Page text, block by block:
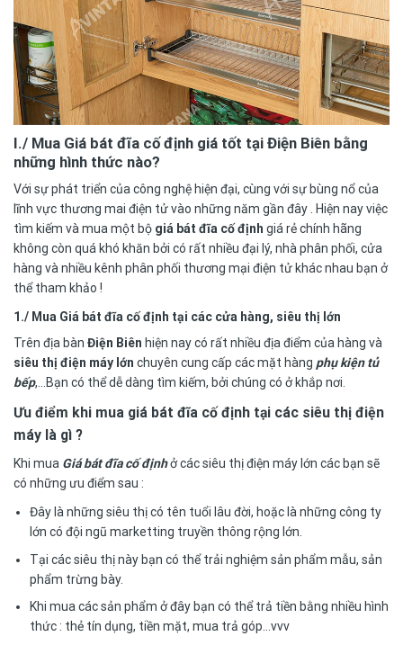
I./ Mua Giá bát đĩa cố định giá tốt tại Điện Biên bằng
những hình thức nào?
Với sự phát triển của công nghệ hiện đại, cùng với sự bùng nổ của
lĩnh vực thương mai điện tử vào những năm gần đây . Hiện nay việc
tìm kiếm và mua một bộ giá bát đĩa cố định giá rẻ chính hãng
không còn quá khó khăn bởi có rất nhiều đại lý, nhà phân phối, cửa
hàng và nhiều kênh phân phối thương mại điện tử khác nhau bạn ở
thể tham khảo !
1./ Mua Giá bát đĩa cố định tại các cửa hàng, siêu thị lớn
Trên địa bàn Điện Biên hiện nay có rất nhiều địa điểm của hàng và
siêu thị điện máy lớn chuyên cung cấp các mặt hàng phụ kiện tủ
bếp,…Bạn có thể dễ dàng tìm kiếm, bởi chúng có ở khắp nơi.
Ưu điểm khi mua giá bát đĩa cố định tại các siêu thị điện
máy là gì ?
Khi mua Giá bát đĩa cố địnhở các siêu thị điện máy lớn các bạn sẽ
có những ưu điểm sau :
Đây là những siêu thị có tên tuổi lâu đời, hoặc là những công ty
lớn có đội ngũ marketting truyền thông rộng lớn.
Tại các siêu thị này bạn có thể trải nghiệm sản phẩm mẫu, sản
phẩm trừng bày.
Khi mua các sản phẩm ở đây bạn có thể trả tiền bằng nhiều hình
thức : thẻ tín dụng, tiền mặt, mua trả góp…vvv